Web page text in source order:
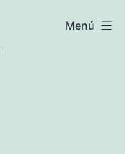
Menú